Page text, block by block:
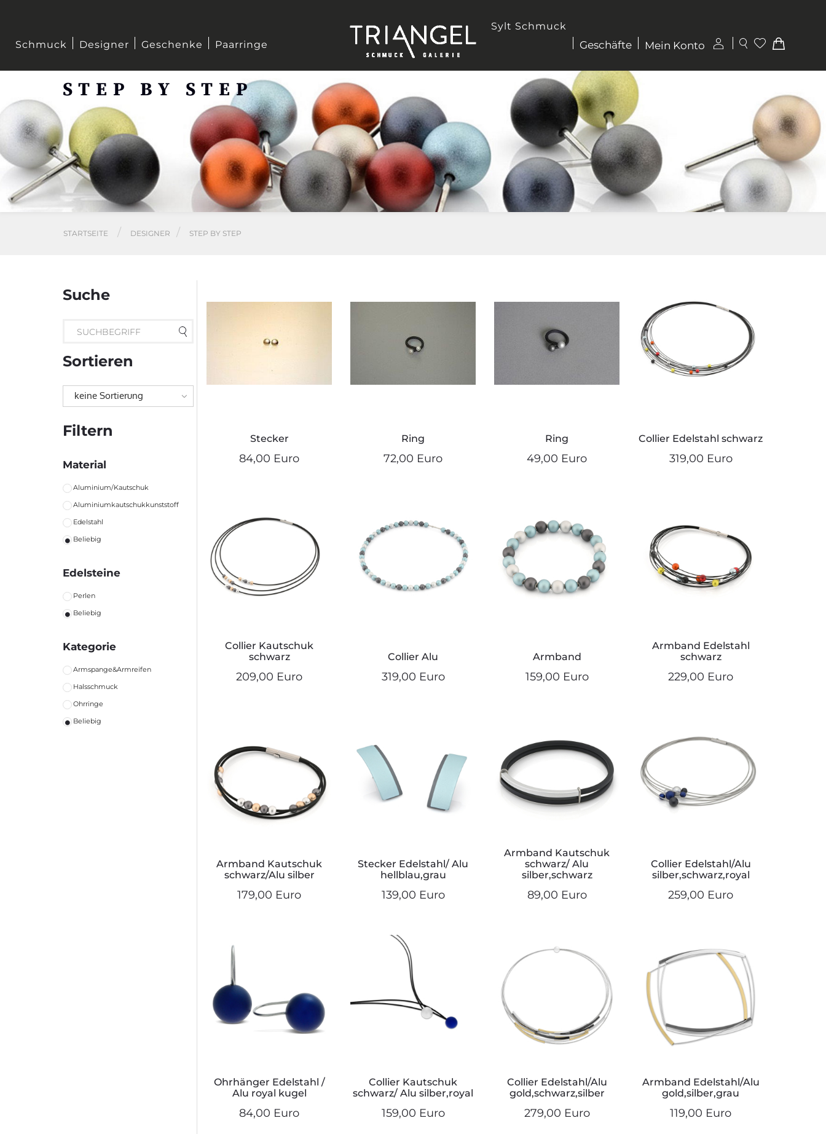
Schmuck Designer Geschenke Paarringe
Sylt Schmuck
Geschäfte Mein Konto
STEP BY STEP
STARTSEITE DESIGNER STEP BY STEP
Suche
Sortieren
keine Sortierung
Filtern
Material
Aluminium/Kautschuk
Aluminiumkautschukkunststoff
Edelstahl
Beliebig
Edelsteine
Perlen
Beliebig
Kategorie
Armspange&Armreifen
Halsschmuck
Ohrringe
Beliebig
Stecker
84,00 Euro
Ring
72,00 Euro
Ring
49,00 Euro
Collier Edelstahl schwarz
319,00 Euro
Collier Kautschuk
schwarz
209,00 Euro
Collier Alu
319,00 Euro
Armband
159,00 Euro
Armband Edelstahl
schwarz
229,00 Euro
Armband Kautschuk
schwarz/Alu silber
179,00 Euro
Stecker Edelstahl/ Alu
hellblau,grau
139,00 Euro
Armband Kautschuk
schwarz/ Alu
silber,schwarz
89,00 Euro
Collier Edelstahl/Alu
silber,schwarz,royal
259,00 Euro
Ohrhänger Edelstahl /
Alu royal kugel
84,00 Euro
Collier Kautschuk
schwarz/ Alu silber,royal
159,00 Euro
Collier Edelstahl/Alu
gold,schwarz,silber
279,00 Euro
Armband Edelstahl/Alu
gold,silber,grau
119,00 Euro